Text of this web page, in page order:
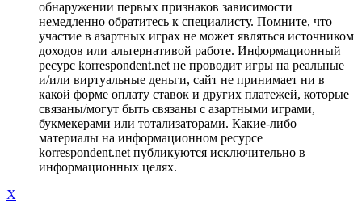
обнаружении первых признаков зависимости
немедленно обратитесь к специалисту. Помните, что
участие в азартных играх не может являться источником
доходов или альтернативой работе. Информационный
ресурс korrespondent.net не проводит игры на реальные
и/или виртуальные деньги, сайт не принимает ни в
какой форме оплату ставок и других платежей, которые
связаны/могут быть связаны с азартными играми,
букмекерами или тотализаторами. Какие-либо
материалы на информационном ресурсе
korrespondent.net публикуются исключительно в
информационных целях.
X